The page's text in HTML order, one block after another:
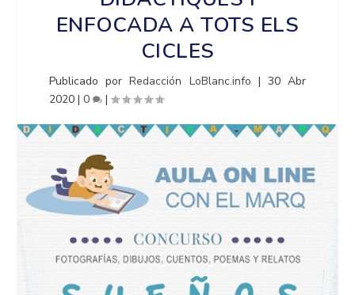
ENFOCADA A TOTS ELS
CICLES
Publicado porRedacción LoBlanc.info | 30 Abr
2020 |0 |